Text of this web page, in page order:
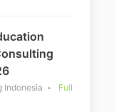
Indonesia
Full